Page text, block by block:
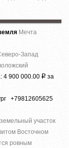
Мечта
Запад
4 900 000.00 Р за
+79812605625
участок
Восточном
ровным